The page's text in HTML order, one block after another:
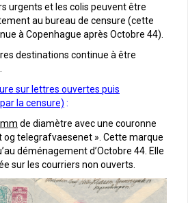
urgents et les colis peuvent être
au bureau de censure (cette
à Copenhague après Octobre 44).
destinations continue à être
sur lettres ouvertes puis
la censure) :
de diamètre avec une couronne
og telegrafvaesenet ». Cette marque
déménagement d’Octobre 44. Elle
sur les courriers non ouverts.